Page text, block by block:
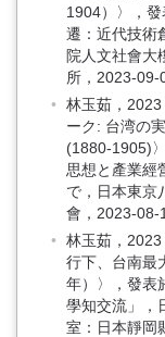
1904）〉，
遷：近代技術
院人文社會大
所，2023-09-
林玉茹，
ーク: 台湾の
(1880-1905)
思想と產業經
で，日本東京
會，2023-08-
林玉茹，
行下、台南最
年）〉，發表
學知交流」，
室：日本靜岡